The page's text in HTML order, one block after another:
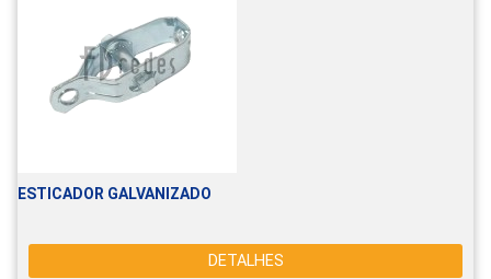
ESTICADOR GALVANIZADO
DETALHES